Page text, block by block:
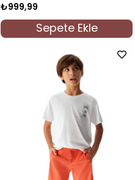
₺999,99
Sepete Ekle